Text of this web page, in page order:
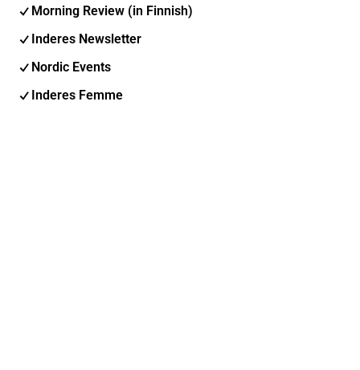
Morning Review (in Finnish)
Inderes Newsletter
Nordic Events
Inderes Femme